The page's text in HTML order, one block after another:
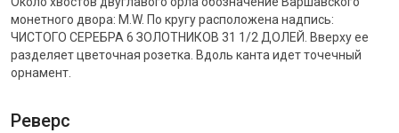
монетного двора: M.W. По кругу расположена надпись:
ЧИСТОГО СЕРЕБРА 6 ЗОЛОТНИКОВ 31 1/2 ДОЛЕЙ. Вверху ее
разделяет цветочная розетка. Вдоль канта идет точечный
орнамент.
Реверс